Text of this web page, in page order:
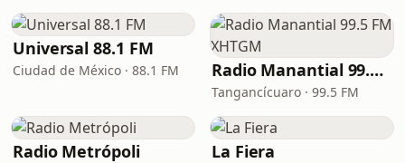
Universal 88.1 FM
Ciudad de México · 88.1 FM Radio Manantial 99.5 FM XHTGM
Tangancícuaro · 99.5 FM
Radio Metrópoli La Fiera